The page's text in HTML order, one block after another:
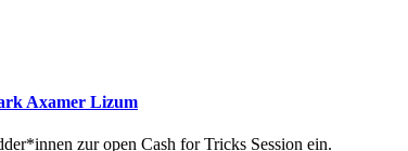
Axamer Lizum
zur open Cash for Tricks Session ein.